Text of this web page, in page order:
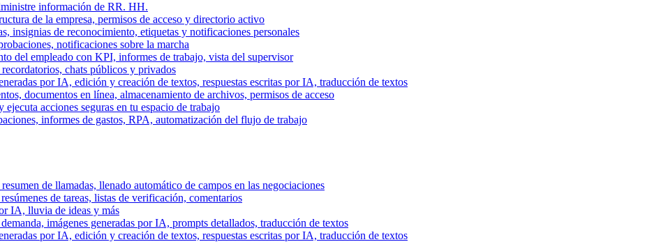
información de RR. HH.
de la empresa, permisos de acceso y directorio activo
insignias de reconocimiento, etiquetas y notificaciones personales
notificaciones sobre la marcha
del empleado con KPI, informes de trabajo, vista del supervisor
chats públicos y privados
por IA, edición y creación de textos, respuestas escritas por IA, traducción de textos
documentos en línea, almacenamiento de archivos, permisos de acceso
acciones seguras en tu espacio de trabajo
informes de gastos, RPA, automatización del flujo de trabajo
de llamadas, llenado automático de campos en las negociaciones
de tareas, listas de verificación, comentarios
IA, lluvia de ideas y más
imágenes generadas por IA, prompts detallados, traducción de textos
por IA, edición y creación de textos, respuestas escritas por IA, traducción de textos